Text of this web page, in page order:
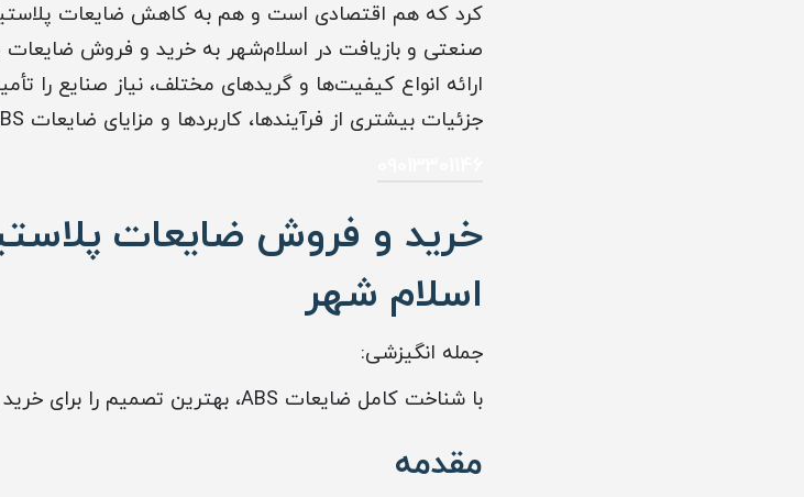
کرد که هم اقتصادی است و هم به کاهش ضایعات
ارائه انواع کیفیت‌ها و گریدهای مختلف، نیاز صنایع را
جزئیات بیشتری از فرآیندها، کاربردها و مزایای ضایعات ABS آشنا می‌کند.
اسلام شهر
جمله انگیزشی:
با شناخت کامل ضایعات ABS، بهترین تصمیم را برای خرید و فروش و بازیافت آن بگیرید.
مقدمه